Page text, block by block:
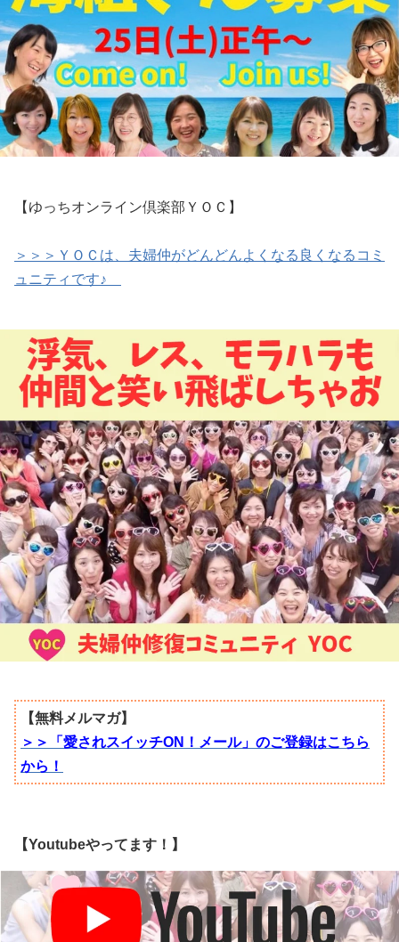
【ゆっちオンライン倶楽部ＹＯＣ】
＞＞＞ＹＯＣは、夫婦仲がどんどんよくなる良くなるコミ
ュニティです♪
【無料メルマガ】
＞＞「愛されスイッチON！メール」のご登録はこちら
から！
【Youtubeやってます！】